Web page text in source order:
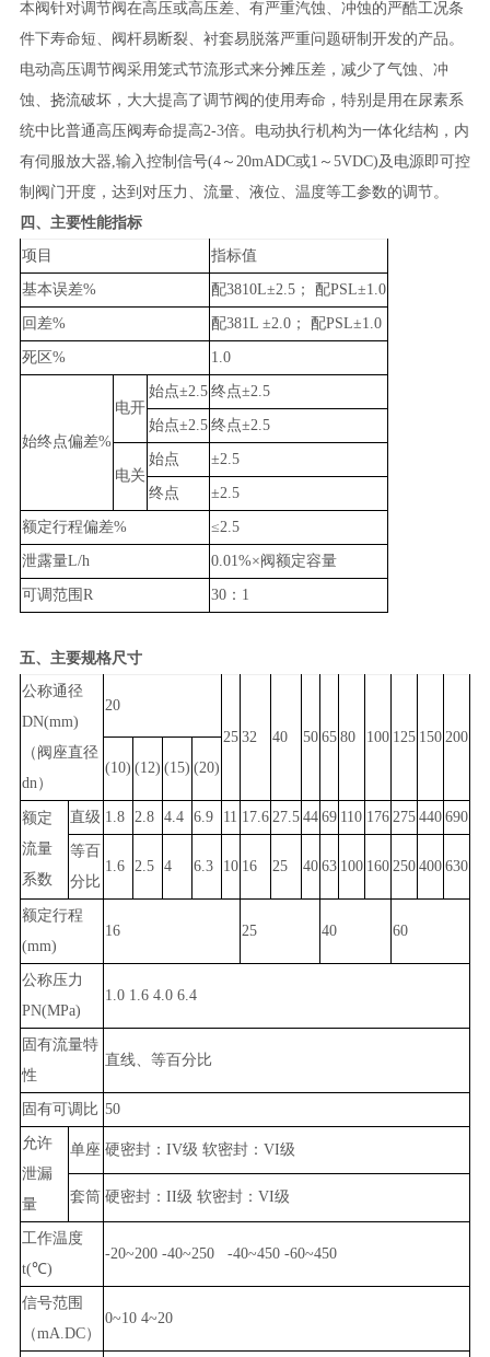
本阀针对调节阀在高压或高压差、有严重汽蚀、冲蚀的严酷工况条
件下寿命短、阀杆易断裂、衬套易脱落严重问题研制开发的产品。
电动高压调节阀采用笼式节流形式来分摊压差，减少了气蚀、冲
蚀、挠流破坏，大大提高了调节阀的使用寿命，特别是用在尿素系
统中比普通高压阀寿命提高2-3倍。电动执行机构为一体化结构，内
有伺服放大器,输入控制信号(4～20mADC或1～5VDC)及电源即可控
制阀门开度，达到对压力、流量、液位、温度等工参数的调节。
四、 主要性能指标
项目
指标值
基本误差% 配3810L±2.5； 配PSL±1.0
回差% 配381L ±2.0； 配PSL±1.0
死区% 1.0
始终点偏差%
电开
始点±2.5 终点±2.5
始点±2.5 终点±2.5
电关
始点 ±2.5
终点 ±2.5
额定行程偏差% ≤2.5
泄露量L/h 0.01%×阀额定容量
可调范围R 30：1
五、主要规格尺寸
公称通径
DN(mm)
（阀座直径
dn）
20
25 32 40 50 65 80 100 125 150 200
(10) (12) (15) (20)
额定
流量
系数
直级 1.8 2.8 4.4 6.9 11 17.6 27.5 44 69 110 176 275 440 690
等百
分比
1.6 2.5 4 6.3 10 16 25 40 63 100 160 250 400 630
额定行程
(mm)
16 25 40 60
公称压力
PN(MPa)
1.0 1.6 4.0 6.4
固有流量特
性
直线、等百分比
固有可调比 50
允许
泄漏
量
单座 硬密封：IV级 软密封：VI级
套筒 硬密封：II级 软密封：VI级
工作温度
t(℃)
-20~200 -40~250 -40~450 -60~450
信号范围
（mA.DC）
0~10 4~20